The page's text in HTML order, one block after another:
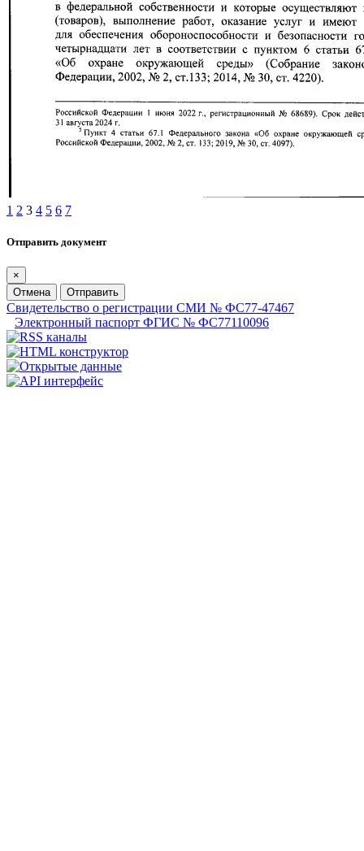
1 2 3 4 5 6 7
Отправить документ
×
Отмена
Отправить
Свидетельство о регистрации СМИ № ФС77-47467
Электронный паспорт ФГИС № ФС77110096